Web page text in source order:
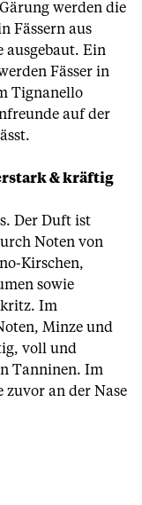
werden die
Fässern aus
ausgebaut. Ein
Fässer in
Tignanello
auf der
& kräftig
Der Duft ist
Noten von
Kirschen,
sowie
Im
Minze und
voll und
Tanninen. Im
zuvor an der Nase